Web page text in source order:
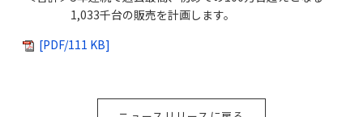
1,033千台の販売を計画します。
[PDF/111 KB]